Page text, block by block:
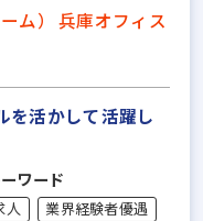
ム） 兵庫オフィス
を活かして活躍し
ワード
人
業界経験者優遇